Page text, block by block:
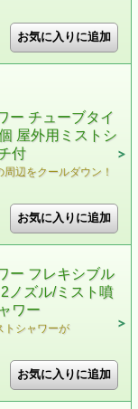
ー チューブタイ
屋外用ミストシ
付
辺をクールダウン！
ー フレキシブル
ノズル/ミスト噴
ワー
トシャワーが